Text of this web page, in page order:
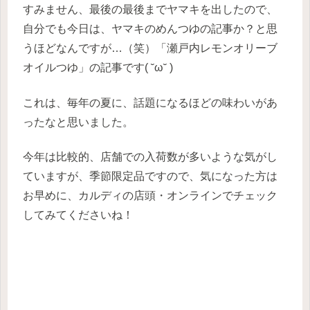
すみません、最後の最後までヤマキを出したので、
自分でも今日は、ヤマキのめんつゆの記事か？と思
うほどなんですが…（笑）「瀬戸内レモンオリーブ
オイルつゆ」の記事です( ˘ω˘ )
これは、毎年の夏に、話題になるほどの味わいがあ
ったなと思いました。
今年は比較的、店舗での入荷数が多いような気がし
ていますが、季節限定品ですので、気になった方は
お早めに、カルディの店頭・オンラインでチェック
してみてくださいね！